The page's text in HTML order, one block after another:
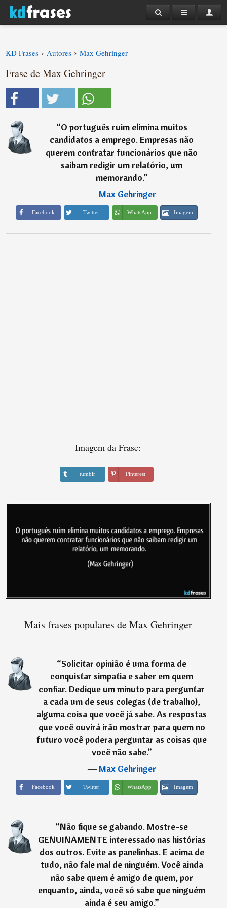
KD Frases › Autores › Max Gehringer
Frase de Max Gehringer
“O português ruim elimina muitos
candidatos a emprego. Empresas não
querem contratar funcionários que não
saibam redigir um relatório, um
memorando.”
―Max Gehringer
Facebook Twitter WhatsApp Imagem
Imagem da Frase:
tumblr Pinterest
Mais frases populares de Max Gehringer
“Solicitar opinião é uma forma de
conquistar simpatia e saber em quem
confiar. Dedique um minuto para perguntar
a cada um de seus colegas (de trabalho),
alguma coisa que você já sabe. As respostas
que você ouvirá irão mostrar para quem no
futuro você podera perguntar as coisas que
você não sabe.”
―Max Gehringer
Facebook Twitter WhatsApp Imagem
“Não fique se gabando. Mostre-se
GENUINAMENTE interessado nas histórias
dos outros. Evite as panelinhas. E acima de
tudo, não fale mal de ninguém. Você ainda
não sabe quem é amigo de quem, por
enquanto, ainda, você só sabe que ninguém
ainda é seu amigo.”